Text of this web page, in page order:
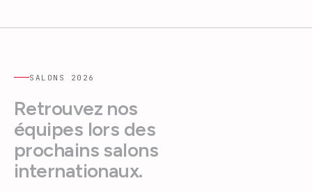
SALONS 2026
Retrouvez nos
équipes lors des
prochains salons
internationaux.